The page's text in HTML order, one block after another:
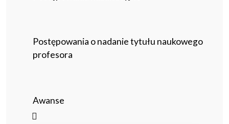
Postępowania o nadanie tytułu naukowego
profesora
Awanse